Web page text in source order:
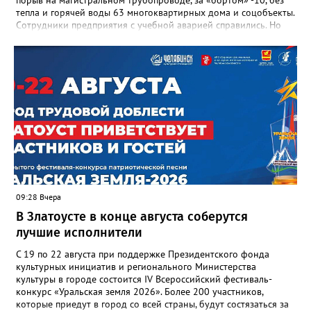
тепла и горячей воды 63 многоквартирных дома и соцобъекты.
Сотрудники предприятия с учебной аварией справились. Но
отметили и недочёты. «Например, управляющие компании
несвоевременно приняли меры для предотвращения
“перемерзания” общей домовой тепловой сети
многоквартирного дома, отсутствовало взаимодействие с
ресурсоснабжающей организацией, ЕДДС и иными службами»,
— сообщила начальник Главного управления ГЖИ Ирина
Настенко. В следующий раз, рекомендовали в
Госжилинспекции, службы должны действовать слаженно. И
оперативно делиться информацией со всеми
заинтересованными – от поставщика тепла до конечных
потребителей.
09:28 Вчера
В Златоусте в конце августа соберутся
лучшие исполнители
С 19 по 22 августа при поддержке Президентского фонда
культурных инициатив и регионального Министерства
культуры в городе состоится IV Всероссийский фестиваль-
конкурс «Уральская земля 2026». Более 200 участников,
которые приедут в город со всей страны, будут состязаться за